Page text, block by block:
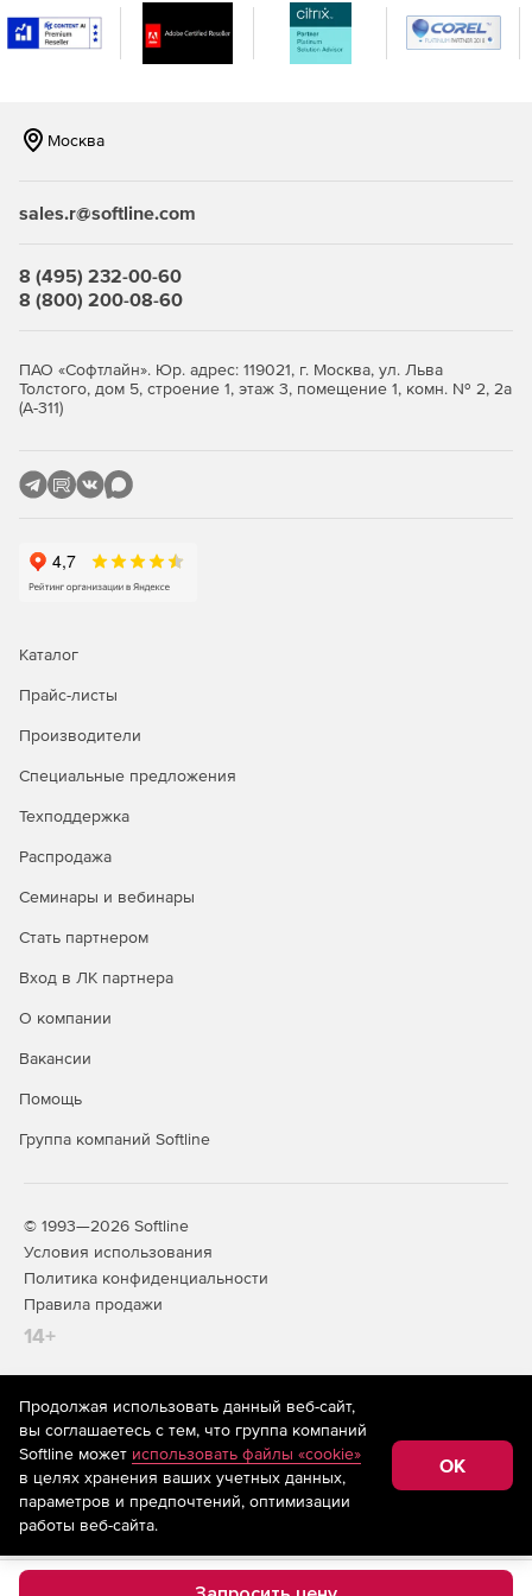
Непрерывный мониторинг уязвимостей
сети
Реагирование на инциденты
Обнаружение угроз
Сетевая IDS (Network-based IDS)
Контроль целостности файлов (FIM)
Москва
sales.r@softline.com
8 (495) 232-00-60
8 (800) 200-08-60
ПАО «Софтлайн». Юр. адрес: 119021, г. Москва, ул. Льва
Толстого, дом 5, строение 1, этаж 3, помещение 1, комн. № 2, 2а
(А-311)
Каталог
Прайс-листы
Производители
Специальные предложения
Техподдержка
Распродажа
Семинары и вебинары
Стать партнером
Вход в ЛК партнера
О компании
Вакансии
Помощь
Группа компаний Softline
© 1993—2026 Softline
Условия использования
Политика конфиденциальности
Правила продажи
14+
На информационном ресурсе store.softline.ru применяются
рекомендательные технологии(информационные технологии
предоставления информации на основе сбора,
систематизации и анализа сведений, относящихся к
предпочтениям пользователей сети «Интернет»,
находящихся на территории Российской Федерации)
Продолжая использовать данный веб-сайт,
вы соглашаетесь с тем, что группа компаний
Softline может использовать файлы «cookie»
в целях хранения ваших учетных данных,
параметров и предпочтений, оптимизации
работы веб-сайта.
OK